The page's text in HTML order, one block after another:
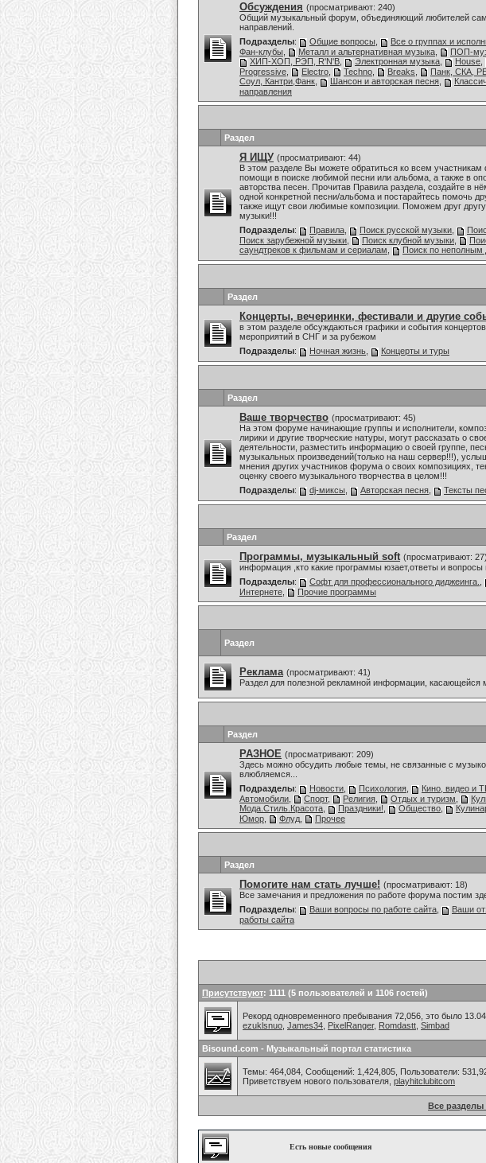
Обсуждения (просматривают: 240)
Общий музыкальный форум, объединяющий любителей
направлений.
Подразделы: Общие вопросы Все о группах и
Фан-клубы
Металл и альтернативная музыка ПОП-
ХИП-ХОП, РЭП, R'N'B
Электронная музыка House
Progressive
Electro Techno Breaks Панк, СКА,
Соул, Кантри,Фанк
Шансон и авторская песня
направления
Раздел
Я ИЩУ (просматривают: 44)
В этом разделе Вы можете обратиться ко всем
помощи в поиске любимой песни или альбома, а также в
авторства песен. Прочитав Правила раздела, создайте в
одной конкретной песни/альбома и постарайтесь помочь
также ищут свои любимые композиции. Поможем друг
музыки!!!
Подразделы: Правила Поиск русской музыки
Поиск зарубежной музыки
Поиск клубной музыки
саундтреков к фильмам и сериалам
Поиск по неполным
Раздел
Концерты, вечеринки, фестивали и другие
в этом разделе обсуждаються графики и события
мероприятий в СНГ и за рубежом
Подразделы: Ночная жизнь Концерты и туры
Раздел
Ваше творчество (просматривают: 45)
На этом форуме начинающие группы и исполнители,
лирики и другие творческие натуры, могут рассказать о
деятельности, разместить информацию о своей группе,
музыкальных произведений(только на наш сервер!!!),
мнения других участников форума о своих композициях,
оценку своего музыкального творчества в целом!!!
Подразделы: dj-миксы Авторская песня Тексты
Раздел
Программы, музыкальный soft (просматривают: 27)
информация ,кто какие программы юзает,ответы и
Подразделы: Софт для профессионального диджеинга.
Интернете
Прочие программы
Раздел
Реклама (просматривают: 41)
Раздел для полезной рекламной информации, касающейся
Раздел
РАЗНОЕ (просматривают: 209)
Здесь можно обсудить любые темы, не связанные с
влюбляемся...
Подразделы: Новости Психология Кино, видео и
Автомобили
Спорт, Религия Отдых и туризм
Мода.Стиль.Красота
Праздники! Общество
Юмор
Флуд Прочее
Раздел
Помогите нам стать лучше! (просматривают: 18)
Все замечания и предложения по работе форума постим
Подразделы: Ваши вопросы по работе сайта
Ваши
работы сайта
Присутствуют: 1111 (5 пользователей и 1106 гостей)
Рекорд одновременного пребывания 72,056, это было
ezuklsnuo James34 PixelRanger, Romdastt Simbad
Bisound.com - Музыкальный портал статистика
Темы: 464,084, Сообщений: 1,424,805, Пользователи:
Приветствуем нового пользователя, playhitclubitcom
Все
Есть новые сообщения